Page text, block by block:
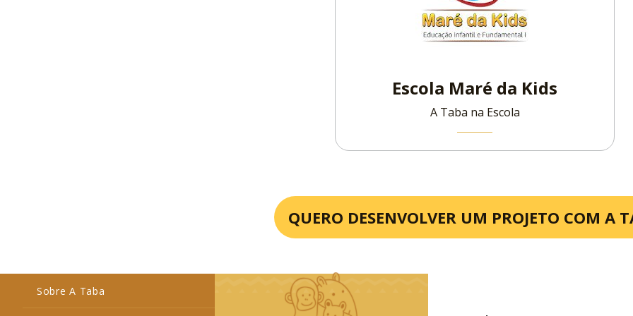
Escola Maré da Kids
A Taba na Escola
QUERO DESENVOLVER UM PROJETO COM A
Sobre A Taba